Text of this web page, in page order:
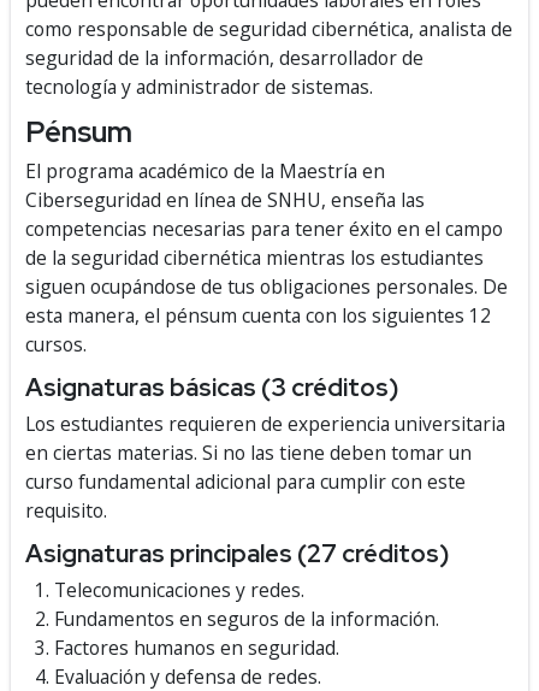
como responsable de seguridad cibernética, analista de
seguridad de la información, desarrollador de
tecnología y administrador de sistemas.
Pénsum
El programa académico de la Maestría en
Ciberseguridad en línea de SNHU, enseña las
competencias necesarias para tener éxito en el campo
de la seguridad cibernética mientras los estudiantes
siguen ocupándose de tus obligaciones personales. De
esta manera, el pénsum cuenta con los siguientes 12
cursos.
Asignaturas básicas (3 créditos)
Los estudiantes requieren de experiencia universitaria
en ciertas materias. Si no las tiene deben tomar un
curso fundamental adicional para cumplir con este
requisito.
Asignaturas principales (27 créditos)
Telecomunicaciones y redes.
Fundamentos en seguros de la información.
Factores humanos en seguridad.
Evaluación y defensa de redes.